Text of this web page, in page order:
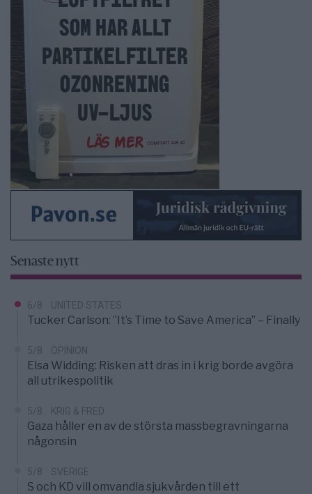
Senaste nytt
6/8 UNITED STATES
Tucker Carlson: ”It’s Time to Save America” – Finally
5/8 OPINION
Elsa Widding: Risken att dras in i krig borde avgöra
all utrikespolitik
5/8 KRIG & FRED
Gaza håller en av de största massbegravningarna
någonsin
5/8 SVERIGE
S och KD vill omvandla sjukvården till ett